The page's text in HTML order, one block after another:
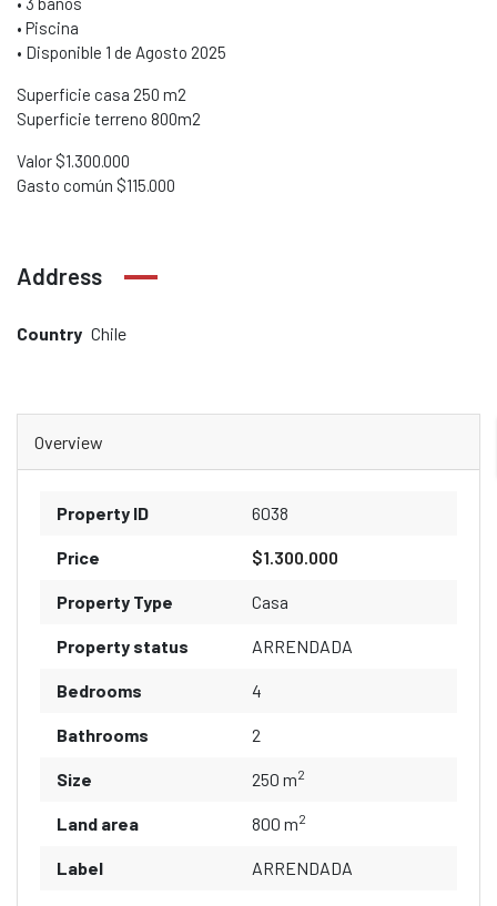
• Piscina
• Disponible 1 de Agosto 2025
Superficie casa 250 m2
Superficie terreno 800m2
Valor $1.300.000
Gasto común $115.000
Address
Country Chile
Overview
Property ID 6038
Price $1.300.000
Property Type Casa
Property status ARRENDADA
Bedrooms 4
Bathrooms 2
Size 250 m2
Land area 800 m2
Label ARRENDADA